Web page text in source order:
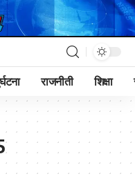
राजनीती शिक्षा